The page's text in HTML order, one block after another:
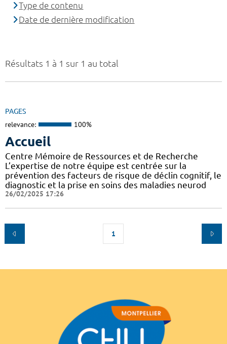
Résultats 1 à 1 sur 1 au total
PAGES
relevance: 100%
Accueil
Centre Mémoire de Ressources et de Recherche
L’expertise de notre équipe est centrée sur la
prévention des facteurs de risque de déclin cognitif, le
diagnostic et la prise en soins des maladies neurod
26/02/2025 17:26
1
Type de contenu
Date de dernière modification